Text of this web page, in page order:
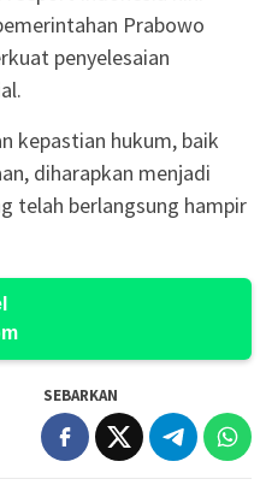
Prabowo
penyelesaian
kepastian hukum, baik
diharapkan menjadi
telah berlangsung hampir
SEBARKAN